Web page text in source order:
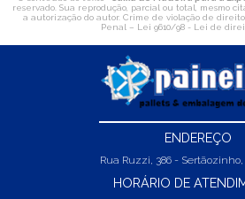
reservado. Sua reprodução, parcial ou total, mesmo
a autorização do autor. Crime de violação de
Penal – Lei 9610/98 - Lei de
ENDEREÇO
Rua Ruzzi, 386 -
HORÁRIO DE